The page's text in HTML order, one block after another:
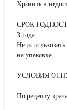
Хранить в
СРОК
3 года.
Не
на упаковке.
УСЛОВИЯ
По рецепту